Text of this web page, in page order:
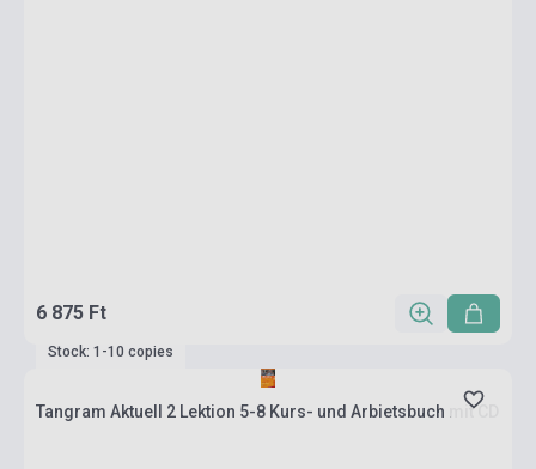
6 875 Ft
Stock: 1-10 copies
Tangram Aktuell 2 Lektion 5-8 Kurs- und Arbietsbuch mit CD